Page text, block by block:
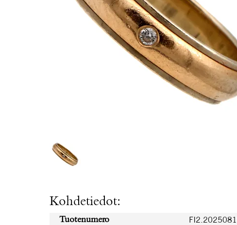
Kohdetiedot:
Tuotenumero